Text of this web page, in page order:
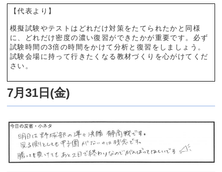
【代表より】
模擬試験やテストはどれだけ対策をたてられたかと同様
に、どれだけ密度の濃い復習ができたかが重要です。必ず
試験時間の3倍の時間をかけて分析と復習をしましょう。
試験会場に持って行きたくなる教材づくりを心がけてくだ
さい。
7月31日(金)